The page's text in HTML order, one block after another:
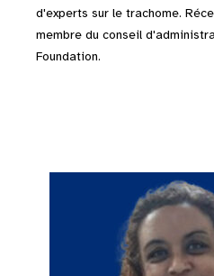
d'experts sur le trachome.
membre du conseil
Foundation.